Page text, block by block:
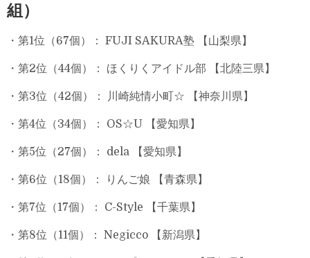
組）
・第1位（67個）： FUJI SAKURA塾 【山梨県】
・第2位（44個）： ほくりくアイドル部 【北陸三県】
・第3位（42個）： 川崎純情小町☆ 【神奈川県】
・第4位（34個）： OS☆U 【愛知県】
・第5位（27個）： dela 【愛知県】
・第6位（18個）： りんご娘 【青森県】
・第7位（17個）： C-Style 【千葉県】
・第8位（11個）： Negicco 【新潟県】